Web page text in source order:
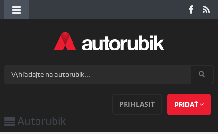
PRIHLÁSIŤ PRIDAŤ
Autorubik